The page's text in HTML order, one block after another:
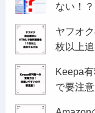
ない！
ヤフオ
枚以上
Keepa
で要注意